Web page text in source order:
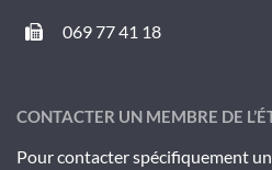
069 77 41 18
CONTACTER UN MEMBRE DE
Pour contacter spécifiquement